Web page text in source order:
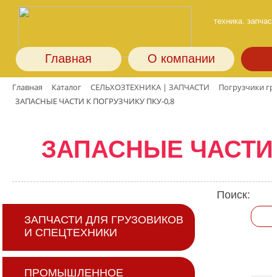
техника.
Главная О компании
Главная Каталог СЕЛЬХОЗТЕХНИКА | ЗАПЧАСТИ
Погрузчики
ЗАПАСНЫЕ ЧАСТИ К ПОГРУЗЧИКУ ПКУ-0,8
ЗАПАСНЫЕ ЧАСТИ
ЗАПЧАСТИ ДЛЯ ГРУЗОВИКОВ
И СПЕЦТЕХНИКИ
ПРОМЫШЛЕННОЕ
Поиск: